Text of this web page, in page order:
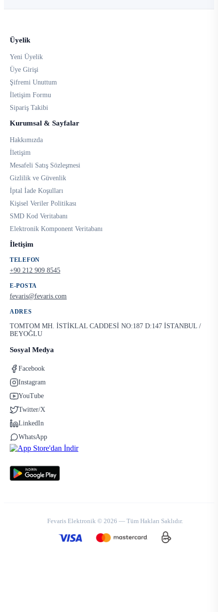
Üyelik
Yeni Üyelik
Üye Girişi
Şifremi Unuttum
İletişim Formu
Sipariş Takibi
Kurumsal & Sayfalar
Hakkımızda
İletişim
Mesafeli Satış Sözleşmesi
Gizlilik ve Güvenlik
İptal İade Koşulları
Kişisel Veriler Politikası
SMD Kod Veritabanı
Elektronik Komponent Veritabanı
İletişim
TELEFON
+90 212 909 8545
E-POSTA
fevaris@fevaris.com
ADRES
TOMTOM MH. İSTİKLAL CADDESİ NO:187 D:147 İSTANBUL /
BEYOĞLU
Sosyal Medya
Facebook
Instagram
YouTube
Twitter/X
LinkedIn
WhatsApp
Fevaris Elektronik © 2026 — Tüm Hakları Saklıdır.